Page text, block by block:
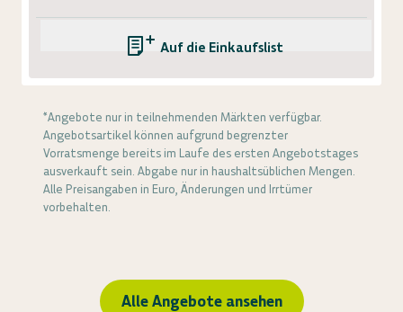
Auf die Einkaufsliste
*Angebote nur in teilnehmenden Märkten verfügbar.
Angebotsartikel können aufgrund begrenzter
Vorratsmenge bereits im Laufe des ersten Angebotstages
ausverkauft sein. Abgabe nur in haushaltsüblichen Mengen.
Alle Preisangaben in Euro, Änderungen und Irrtümer
vorbehalten.
Alle Angebote ansehen